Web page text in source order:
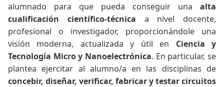
alumnado para que pueda conseguir una alta
cualificación científico-técnica a nivel docente,
profesional o investigador, proporcionándole una
visión moderna, actualizada y útil en Ciencia y
Tecnología Micro y Nanoelectrónica. En particular, se
plantea ejercitar al alumno/a en las disciplinas de
concebir, diseñar, verificar, fabricar y testar circuitos